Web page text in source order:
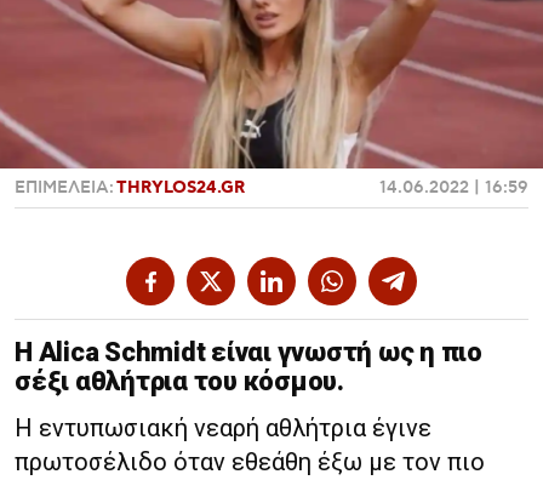
ΕΠΙΜΕΛΕΙΑ:THRYLOS24.GR 14.06.2022 | 16:59
Η Alica Schmidt είναι γνωστή ως η πιο
σέξι αθλήτρια του κόσμου.
Η εντυπωσιακή νεαρή αθλήτρια έγινε
πρωτοσέλιδο όταν εθεάθη έξω με τον πιο
Χαντμπολ